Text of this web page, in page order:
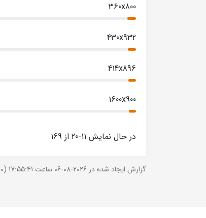
360x800
430x932
414x896
1600x900
در حال نمایش 11-20 از 169
گزارش ایجاد شده در 2026-08-06 ساعت 17:55:41 (UTC +03:30).